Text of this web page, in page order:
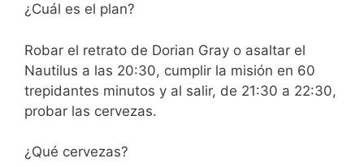
¿Cuál es el plan?
Robar el retrato de Dorian Gray o asaltar el
Nautilus a las 20:30, cumplir la misión en 60
trepidantes minutos y al salir, de 21:30 a 22:30,
probar las cervezas.
¿Qué cervezas?